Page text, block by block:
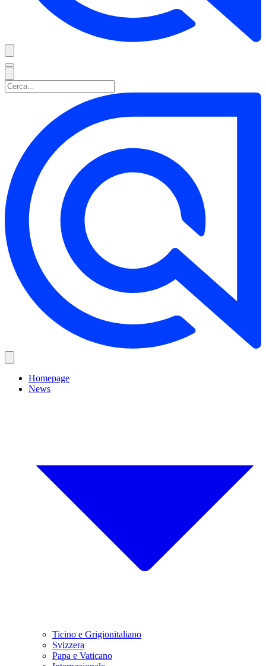
Homepage
News
Ticino e Grigionitaliano
Svizzera
Papa e Vaticano